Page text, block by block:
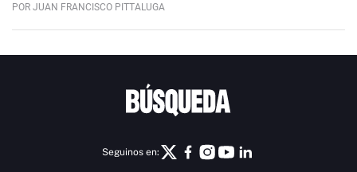
POR JUAN FRANCISCO PITTALUGA
Seguinos en: